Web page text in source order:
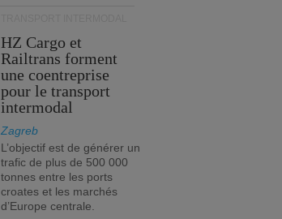
HZ Cargo et
Railtrans forment
une coentreprise
pour le transport
intermodal
Zagreb
L’objectif est de générer un
trafic de plus de 500 000
tonnes entre les ports
croates et les marchés
d’Europe centrale.